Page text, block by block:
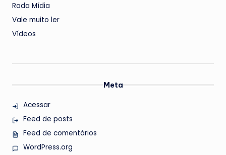
Roda Mídia
Vale muito ler
Vídeos
Meta
Acessar
Feed de posts
Feed de comentários
WordPress.org